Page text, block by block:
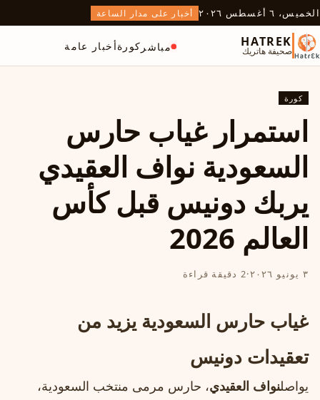
الخميس، ٦ أغسطس ٢٠٢٦ أخبار على مدار الساعة
HATREK
صحيفة هاتريك مباشر كورةأخبار عامة
كورة
استمرار غياب حارس
السعودية نواف العقيدي
يربك دونيس قبل كأس
العالم 2026
٣ يونيو ٢٠٢٦ ·2 دقيقة قراءة
غياب حارس السعودية يزيد من
تعقيدات دونيس
يواصلنواف العقيدي، حارس مرمى منتخب السعودية،